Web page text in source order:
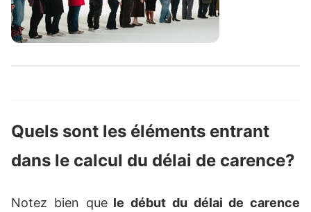
Quels sont les éléments entrant
dans le calcul du délai de carence?
Notez bien quele début du délai de carence